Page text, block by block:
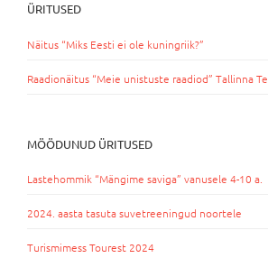
ÜRITUSED
Näitus “Miks Eesti ei ole kuningriik?”
Raadionäitus “Meie unistuste raadiod” Tallinna
MÖÖDUNUD ÜRITUSED
Lastehommik “Mängime saviga” vanusele 4-10 a.
2024. aasta tasuta suvetreeningud noortele
Turismimess Tourest 2024